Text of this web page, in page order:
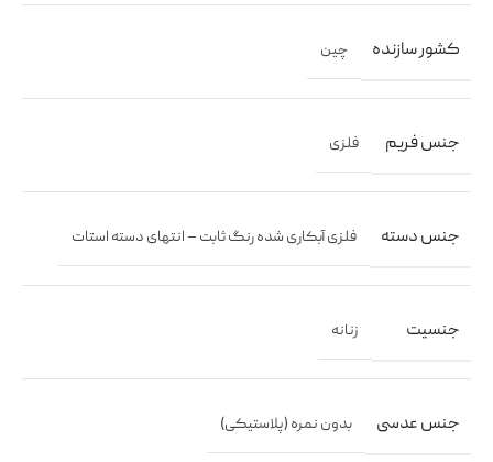
کشور سازنده چین
جنس فریم فلزی
جنس دسته فلزی آبکاری شده رنگ ثابت – انتهای دسته استات
جنسیت زنانه
جنس عدسی بدون نمره (پلاستیکی)